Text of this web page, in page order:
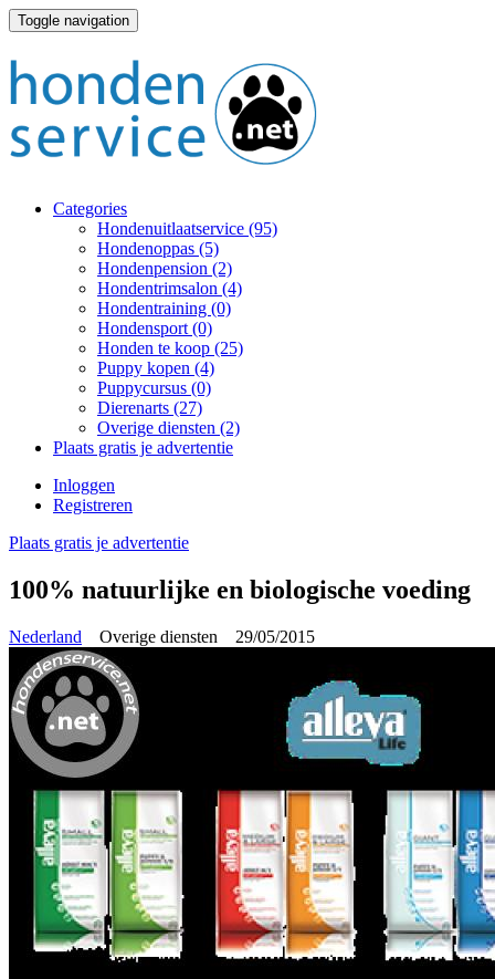
Toggle navigation
Categories
Hondenuitlaatservice (95)
Hondenoppas (5)
Hondenpension (2)
Hondentrimsalon (4)
Hondentraining (0)
Hondensport (0)
Honden te koop (25)
Puppy kopen (4)
Puppycursus (0)
Dierenarts (27)
Overige diensten (2)
Plaats gratis je advertentie
Inloggen
Registreren
Plaats gratis je advertentie
100% natuurlijke en biologische voeding
Nederland Overige diensten 29/05/2015